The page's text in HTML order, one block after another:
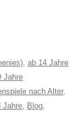
, ab 14 Jahre
Jahre
nach Alter,
Jahre, Blog,